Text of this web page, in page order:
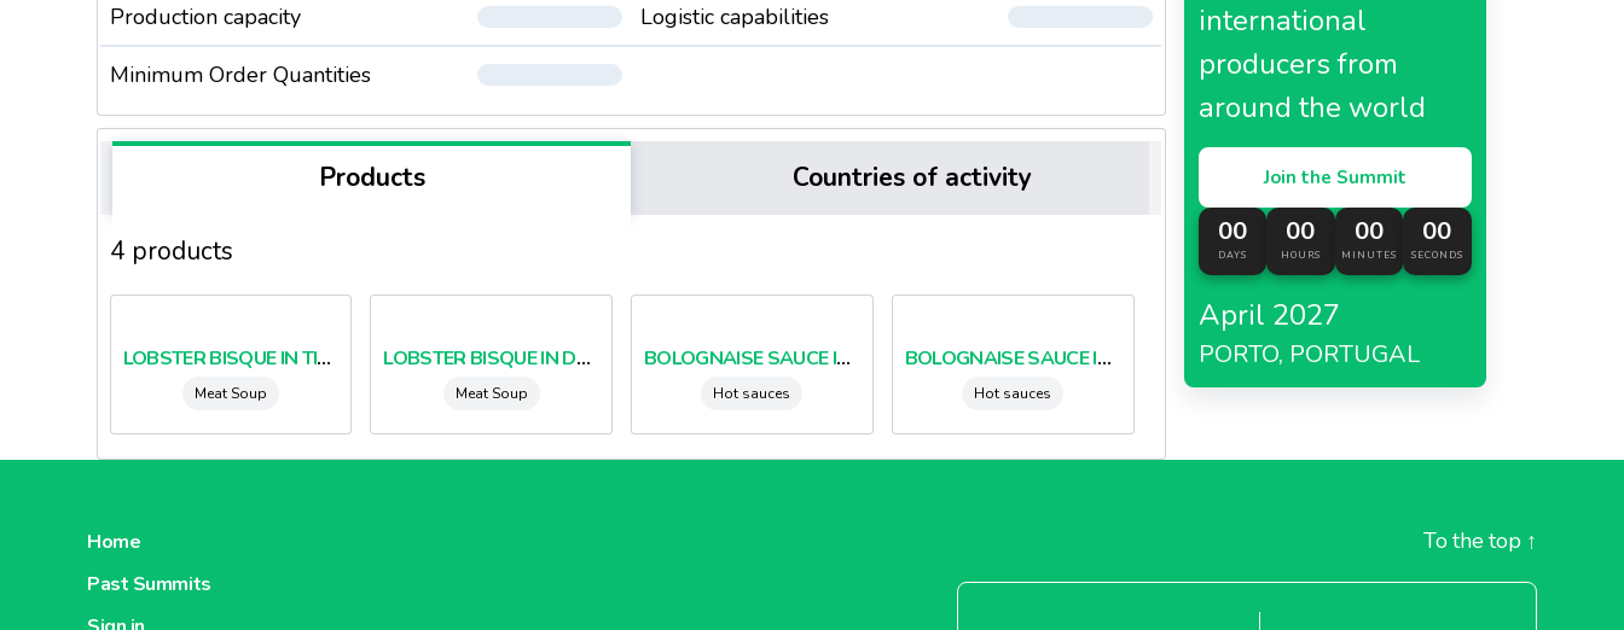
Production capacity
Logistic capabilities
Minimum Order Quantities
Products Countries of activity
4 products
LOBSTER BISQUE IN TINS
Meat Soup
LOBSTER BISQUE IN DOYPACK
Meat Soup
BOLOGNAISE SAUCE IN TINS
Hot sauces
BOLOGNAISE SAUCE IN DOYPACK
Hot sauces
international
producers from
around the world
Join the Summit
00
DAYS
00
HOURS
00
MINUTES
00
SECONDS
April 2027
PORTO, PORTUGAL
Home
Past Summits
To the top ↑